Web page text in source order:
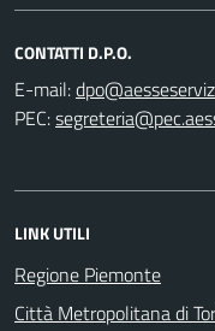
CONTATTI D.P.O.
E-mail:
PEC:
LINK UTILI
Regione Piemonte
Città Metropolitana di